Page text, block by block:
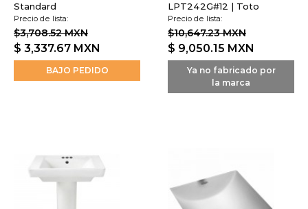
Standard
Precio de lista:
$3,708.52 MXN
$ 3,337.67 MXN
BAJO PEDIDO
LPT242G#12 | Toto
Precio de lista:
$10,647.23 MXN
$ 9,050.15 MXN
Ya no fabricado por
la marca